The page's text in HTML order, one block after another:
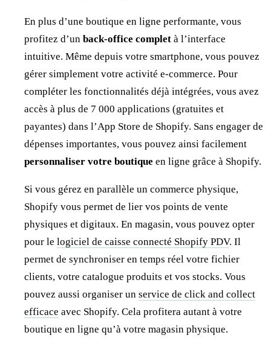
En plus d’une boutique en ligne performante, vous
profitez d’un back-office complet à l’interface
intuitive. Même depuis votre smartphone, vous pouvez
gérer simplement votre activité e-commerce. Pour
compléter les fonctionnalités déjà intégrées, vous avez
accès à plus de 7 000 applications (gratuites et
payantes) dans l’App Store de Shopify. Sans engager de
dépenses importantes, vous pouvez ainsi facilement
personnaliser votre boutique en ligne grâce à Shopify.
Si vous gérez en parallèle un commerce physique,
Shopify vous permet de lier vos points de vente
physiques et digitaux. En magasin, vous pouvez opter
pour le logiciel de caisse connecté Shopify PDV. Il
permet de synchroniser en temps réel votre fichier
clients, votre catalogue produits et vos stocks. Vous
pouvez aussi organiser un service de click and collect
efficace avec Shopify. Cela profitera autant à votre
boutique en ligne qu’à votre magasin physique.